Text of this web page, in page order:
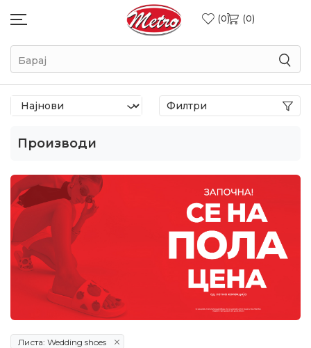
0 0
Барај
Производи
Филтри
Листа: Wedding shoes